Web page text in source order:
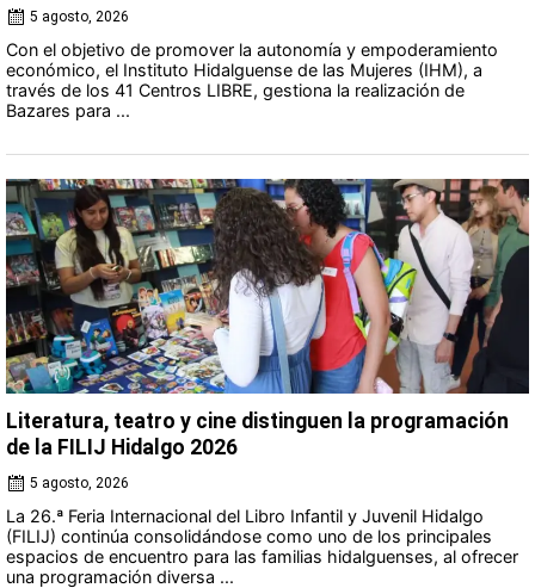
5 agosto, 2026
Con el objetivo de promover la autonomía y empoderamiento
económico, el Instituto Hidalguense de las Mujeres (IHM), a
través de los 41 Centros LIBRE, gestiona la realización de
Bazares para ...
Literatura, teatro y cine distinguen la programación
de la FILIJ Hidalgo 2026
5 agosto, 2026
La 26.ª Feria Internacional del Libro Infantil y Juvenil Hidalgo
(FILIJ) continúa consolidándose como uno de los principales
espacios de encuentro para las familias hidalguenses, al ofrecer
una programación diversa ...